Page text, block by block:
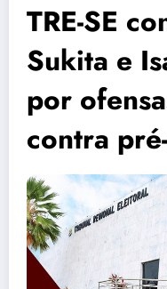
TRE-SE
Sukita e
por
contra